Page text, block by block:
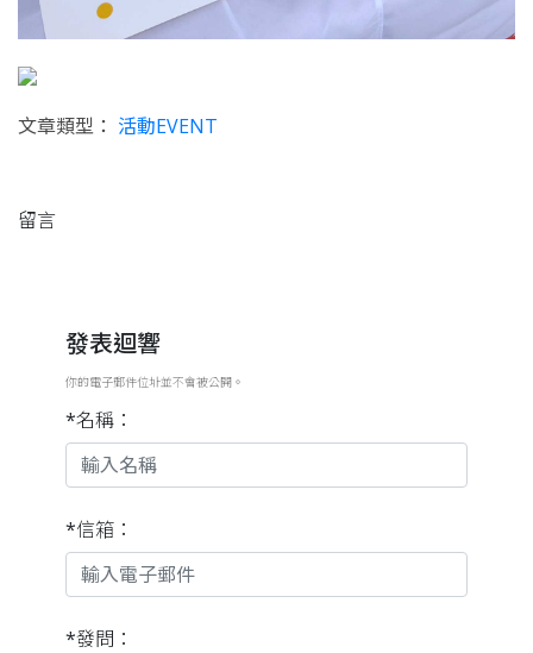
文章類型： 活動EVENT
留言
發表迴響
你的電子郵件位址並不會被公開。
*名稱：
*信箱：
*發問：